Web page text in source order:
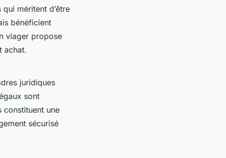
méritent d’être
bénéficient
viager propose
achat.
juridiques
sont
constituent une
sécurisé